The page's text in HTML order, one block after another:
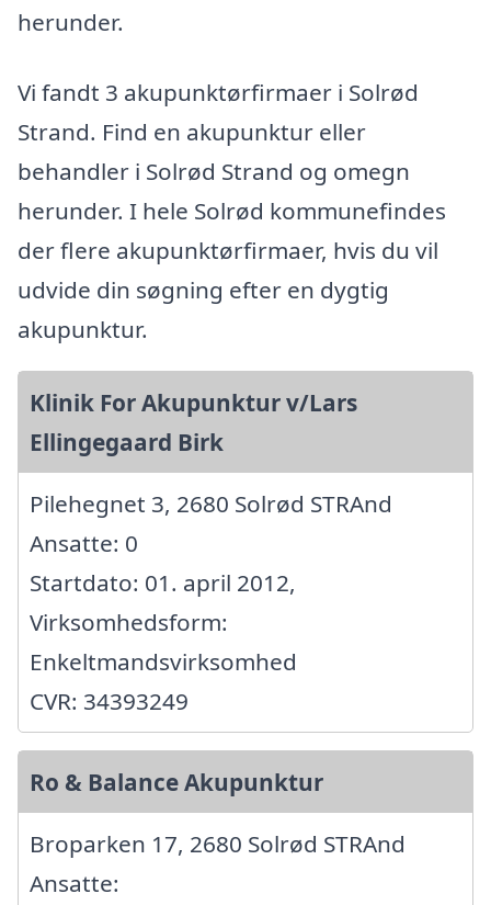
herunder.
Vi fandt 3 akupunktørfirmaer i Solrød
Strand. Find en akupunktur eller
behandler i Solrød Strand og omegn
herunder. I hele Solrød kommunefindes
der flere akupunktørfirmaer, hvis du vil
udvide din søgning efter en dygtig
akupunktur.
Klinik For Akupunktur v/Lars
Ellingegaard Birk
Pilehegnet 3, 2680 Solrød STRAnd
Ansatte: 0
Startdato: 01. april 2012,
Virksomhedsform:
Enkeltmandsvirksomhed
CVR: 34393249
Ro & Balance Akupunktur
Broparken 17, 2680 Solrød STRAnd
Ansatte: